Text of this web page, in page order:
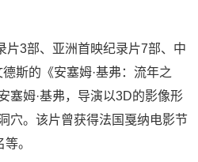
片3部、亚洲首映纪录片7部、中
斯的《安塞姆·基弗：流年之
塞姆·基弗，导演以3D的影像形
穴。该片曾获得法国戛纳电影节
。